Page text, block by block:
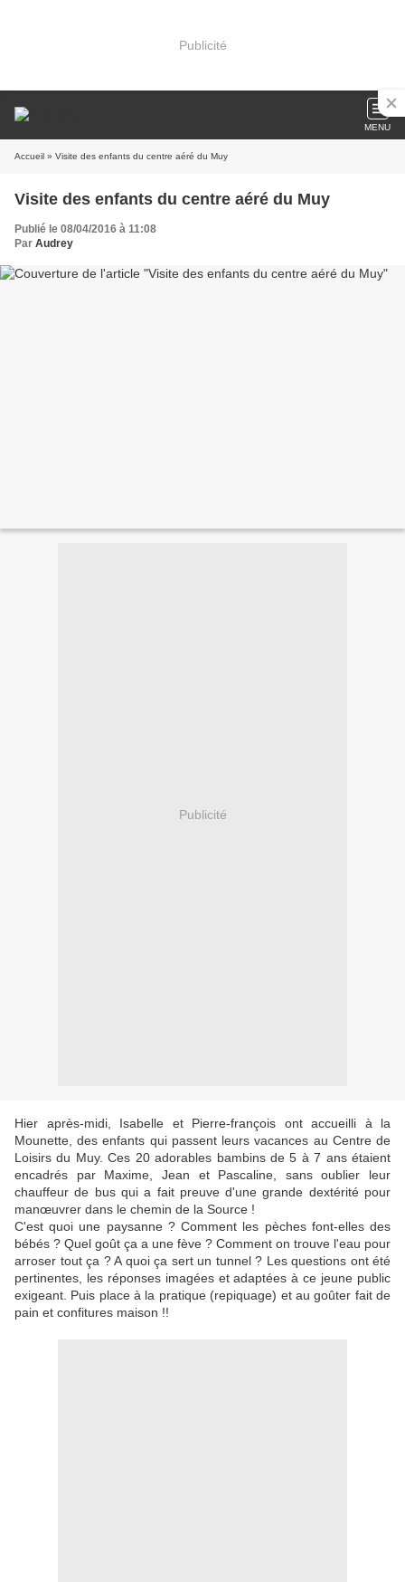
Publicité
MENU
Accueil » Visite des enfants du centre aéré du Muy
Visite des enfants du centre aéré du Muy
Publié le 08/04/2016 à 11:08
Par Audrey
Publicité
Hier après-midi, Isabelle et Pierre-françois ont accueilli à la
Mounette, des enfants qui passent leurs vacances au Centre de
Loisirs du Muy. Ces 20 adorables bambins de 5 à 7 ans étaient
encadrés par Maxime, Jean et Pascaline, sans oublier leur
chauffeur de bus qui a fait preuve d'une grande dextérité pour
manœuvrer dans le chemin de la Source !
C'est quoi une paysanne ? Comment les pèches font-elles des
bébés ? Quel goût ça a une fève ? Comment on trouve l'eau pour
arroser tout ça ? A quoi ça sert un tunnel ? Les questions ont été
pertinentes, les réponses imagées et adaptées à ce jeune public
exigeant. Puis place à la pratique (repiquage) et au goûter fait de
pain et confitures maison !!